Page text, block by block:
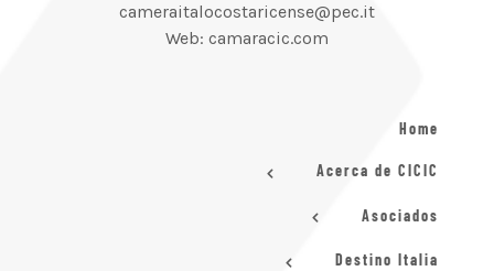
cameraitalocostaricense@pec.it
Web: camaracic.com
Home
Acerca de CICIC
Asociados
Destino Italia